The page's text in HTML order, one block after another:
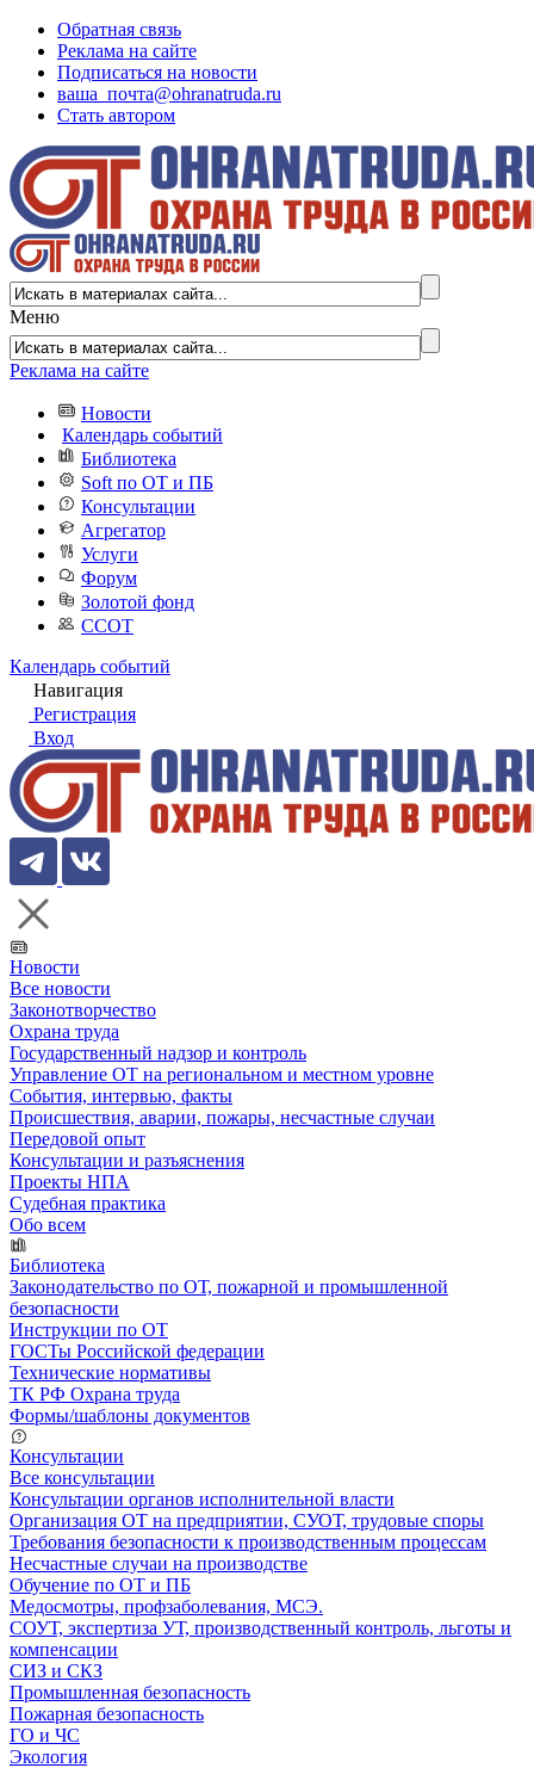
Обратная связь
Реклама на сайте
Подписаться на новости
ваша_почта@ohranatruda.ru
Стать автором
Меню
Реклама на сайте
Новости
Календарь событий
Библиотека
Soft по ОТ и ПБ
Консультации
Агрегатор
Услуги
Форум
Золотой фонд
ССОТ
Календарь событий
Навигация
Регистрация
Вход
Новости
Все новости
Законотворчество
Охрана труда
Государственный надзор и контроль
Управление ОТ на региональном и местном уровне
События, интервью, факты
Происшествия, аварии, пожары, несчастные случаи
Передовой опыт
Консультации и разъяснения
Проекты НПА
Судебная практика
Обо всем
Библиотека
Законодательство по ОТ, пожарной и промышленной
безопасности
Инструкции по ОТ
ГОСТы Российской федерации
Технические нормативы
ТК РФ Охрана труда
Формы/шаблоны документов
Консультации
Все консультации
Консультации органов исполнительной власти
Организация ОТ на предприятии, СУОТ, трудовые споры
Требования безопасности к производственным процессам
Несчастные случаи на производстве
Обучение по ОТ и ПБ
Медосмотры, профзаболевания, МСЭ.
СОУТ, экспертиза УТ, производственный контроль, льготы и
компенсации
СИЗ и СКЗ
Промышленная безопасность
Пожарная безопасность
ГО и ЧС
Экология